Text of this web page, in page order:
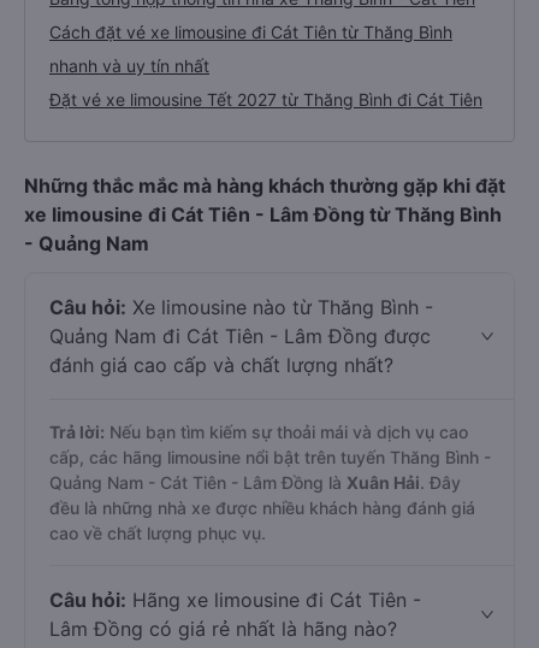
Cách đặt vé xe limousine đi Cát Tiên từ Thăng Bình
nhanh và uy tín nhất
Đặt vé xe limousine Tết 2027 từ Thăng Bình đi Cát Tiên
Những thắc mắc mà hàng khách thường gặp khi đặt
xe limousine đi Cát Tiên - Lâm Đồng từ Thăng Bình
- Quảng Nam
Câu hỏi: Xe limousine nào từ Thăng Bình -
Quảng Nam đi Cát Tiên - Lâm Đồng được
đánh giá cao cấp và chất lượng nhất?
Trả lời: Nếu bạn tìm kiếm sự thoải mái và dịch vụ cao
cấp, các hãng limousine nổi bật trên tuyến Thăng Bình -
Quảng Nam - Cát Tiên - Lâm Đồng là Xuân Hải. Đây
đều là những nhà xe được nhiều khách hàng đánh giá
cao về chất lượng phục vụ.
Câu hỏi: Hãng xe limousine đi Cát Tiên -
Lâm Đồng có giá rẻ nhất là hãng nào?